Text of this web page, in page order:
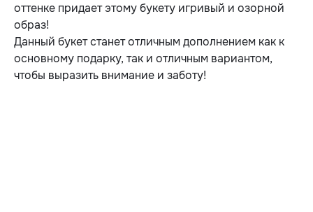
оттенке придает этому букету игривый и озорной
образ!
Данный букет станет отличным дополнением как к
основному подарку, так и отличным вариантом,
чтобы выразить внимание и заботу!